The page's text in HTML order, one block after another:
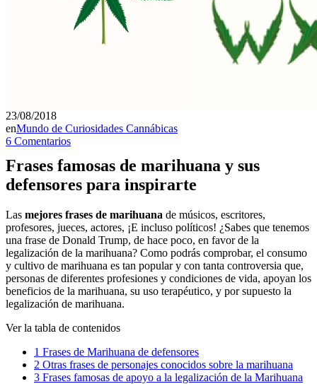
23/08/2018
enMundo de Curiosidades Cannábicas
6 Comentarios
Frases famosas de marihuana y sus
defensores para inspirarte
Las mejores frases de marihuana de músicos, escritores,
profesores, jueces, actores, ¡E incluso políticos! ¿Sabes que tenemos
una frase de Donald Trump, de hace poco, en favor de la
legalización de la marihuana? Como podrás comprobar, el consumo
y cultivo de marihuana es tan popular y con tanta controversia que,
personas de diferentes profesiones y condiciones de vida, apoyan los
beneficios de la marihuana, su uso terapéutico, y por supuesto la
legalización de marihuana.
Ver la tabla de contenidos
1 Frases de Marihuana de defensores
2 Otras frases de personajes conocidos sobre la marihuana
3 Frases famosas de apoyo a la legalización de la Marihuana